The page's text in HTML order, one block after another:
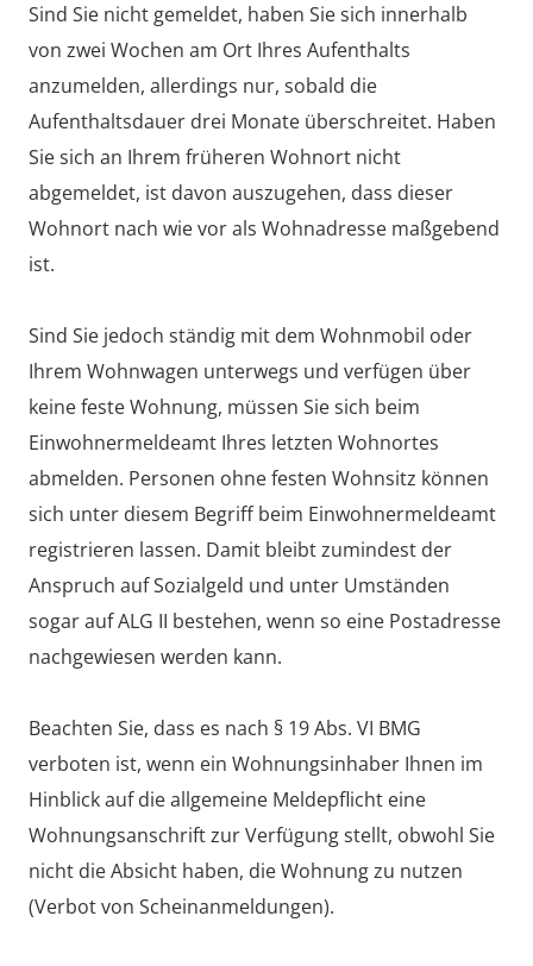
Sind Sie nicht gemeldet, haben Sie sich innerhalb
von zwei Wochen am Ort Ihres Aufenthalts
anzumelden, allerdings nur, sobald die
Aufenthaltsdauer drei Monate überschreitet. Haben
Sie sich an Ihrem früheren Wohnort nicht
abgemeldet, ist davon auszugehen, dass dieser
Wohnort nach wie vor als Wohnadresse maßgebend
ist.
Sind Sie jedoch ständig mit dem Wohnmobil oder
Ihrem Wohnwagen unterwegs und verfügen über
keine feste Wohnung, müssen Sie sich beim
Einwohnermeldeamt Ihres letzten Wohnortes
abmelden. Personen ohne festen Wohnsitz können
sich unter diesem Begriff beim Einwohnermeldeamt
registrieren lassen. Damit bleibt zumindest der
Anspruch auf Sozialgeld und unter Umständen
sogar auf ALG II bestehen, wenn so eine Postadresse
nachgewiesen werden kann.
Beachten Sie, dass es nach § 19 Abs. VI BMG
verboten ist, wenn ein Wohnungsinhaber Ihnen im
Hinblick auf die allgemeine Meldepflicht eine
Wohnungsanschrift zur Verfügung stellt, obwohl Sie
nicht die Absicht haben, die Wohnung zu nutzen
(Verbot von Scheinanmeldungen).